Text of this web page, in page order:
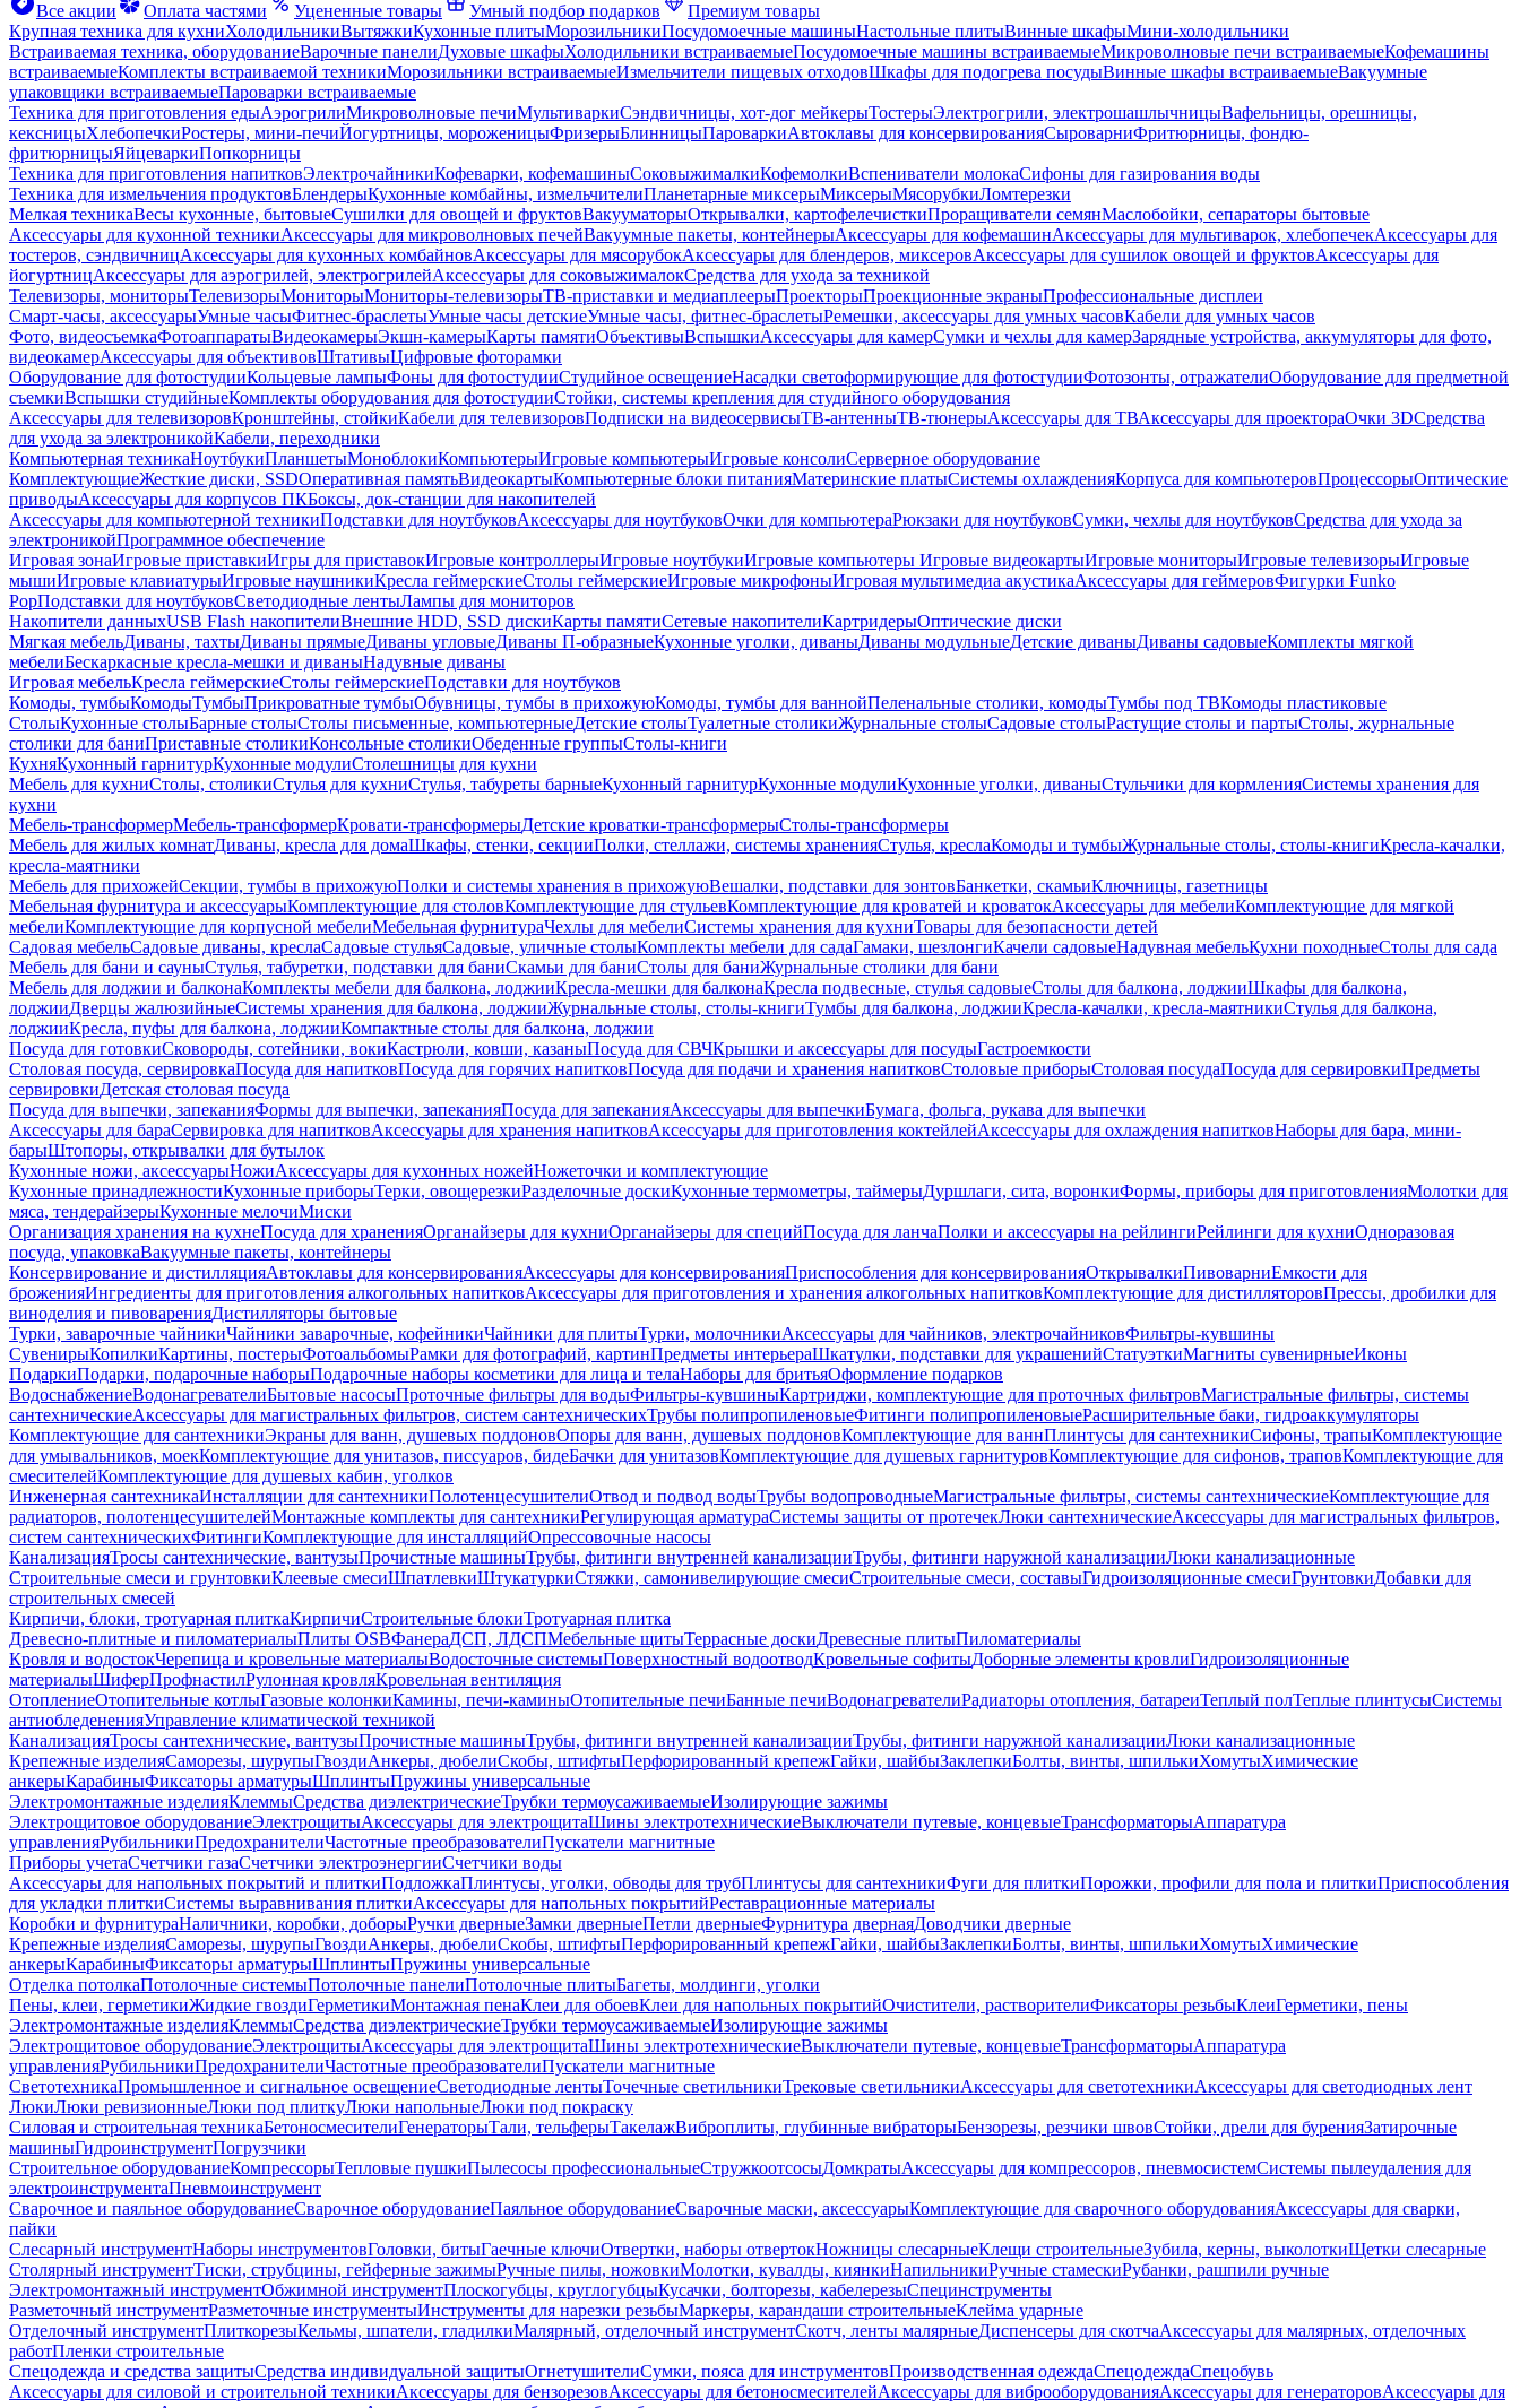
Все акции
Оплата частями Уцененные товары Умный подбор подарков
Премиум товары
Крупная техника для кухниХолодильникиВытяжкиКухонные плитыМорозильникиПосудомоечные машиныНастольные плитыВинные шкафыМини-холодильники
Встраиваемая техника, оборудованиеВарочные панелиДуховые шкафыХолодильники встраиваемыеПосудомоечные машины встраиваемыеМикроволновые печи встраиваемыеКофемашины
встраиваемыеКомплекты встраиваемой техникиМорозильники встраиваемыеИзмельчители пищевых отходовШкафы для подогрева посудыВинные шкафы встраиваемыеВакуумные
упаковщики встраиваемыеПароварки встраиваемые
Техника для приготовления едыАэрогрилиМикроволновые печиМультиваркиСэндвичницы, хот-дог мейкерыТостерыЭлектрогрили, электрошашлычницыВафельницы, орешницы,
кексницыХлебопечкиРостеры, мини-печиЙогуртницы, мороженицыФризерыБлинницыПароваркиАвтоклавы для консервированияСыроварниФритюрницы, фондю-
фритюрницыЯйцеваркиПопкорницы
Техника для приготовления напитковЭлектрочайникиКофеварки, кофемашиныСоковыжималкиКофемолкиВспениватели молокаСифоны для газирования воды
Техника для измельчения продуктовБлендерыКухонные комбайны, измельчителиПланетарные миксерыМиксерыМясорубкиЛомтерезки
Мелкая техникаВесы кухонные, бытовыеСушилки для овощей и фруктовВакууматорыОткрывалки, картофелечисткиПроращиватели семянМаслобойки, сепараторы бытовые
Аксессуары для кухонной техникиАксессуары для микроволновых печейВакуумные пакеты, контейнерыАксессуары для кофемашинАксессуары для мультиварок, хлебопечекАксессуары для
тостеров, сэндвичницАксессуары для кухонных комбайновАксессуары для мясорубокАксессуары для блендеров, миксеровАксессуары для сушилок овощей и фруктовАксессуары для
йогуртницАксессуары для аэрогрилей, электрогрилейАксессуары для соковыжималокСредства для ухода за техникой
Телевизоры, мониторыТелевизорыМониторыМониторы-телевизорыТВ-приставки и медиаплеерыПроекторыПроекционные экраныПрофессиональные дисплеи
Смарт-часы, аксессуарыУмные часыФитнес-браслетыУмные часы детскиеУмные часы, фитнес-браслетыРемешки, аксессуары для умных часовКабели для умных часов
Фото, видеосъемкаФотоаппаратыВидеокамерыЭкшн-камерыКарты памятиОбъективыВспышкиАксессуары для камерСумки и чехлы для камерЗарядные устройства, аккумуляторы для фото,
видеокамерАксессуары для объективовШтативыЦифровые фоторамки
Оборудование для фотостудииКольцевые лампыФоны для фотостудииСтудийное освещениеНасадки светоформирующие для фотостудииФотозонты, отражателиОборудование для предметной
съемкиВспышки студийныеКомплекты оборудования для фотостудииСтойки, системы крепления для студийного оборудования
Аксессуары для телевизоровКронштейны, стойкиКабели для телевизоровПодписки на видеосервисыТВ-антенныТВ-тюнерыАксессуары для ТВАксессуары для проектораОчки 3DСредства
для ухода за электроникойКабели, переходники
Компьютерная техникаНоутбукиПланшетыМоноблокиКомпьютерыИгровые компьютерыИгровые консолиСерверное оборудование
КомплектующиеЖесткие диски, SSDОперативная памятьВидеокартыКомпьютерные блоки питанияМатеринские платыСистемы охлажденияКорпуса для компьютеровПроцессорыОптические
приводыАксессуары для корпусов ПКБоксы, док-станции для накопителей
Аксессуары для компьютерной техникиПодставки для ноутбуковАксессуары для ноутбуковОчки для компьютераРюкзаки для ноутбуковСумки, чехлы для ноутбуковСредства для ухода за
электроникойПрограммное обеспечение
Игровая зонаИгровые приставкиИгры для приставокИгровые контроллерыИгровые ноутбукиИгровые компьютеры Игровые видеокартыИгровые мониторыИгровые телевизорыИгровые
мышиИгровые клавиатурыИгровые наушникиКресла геймерскиеСтолы геймерскиеИгровые микрофоныИгровая мультимедиа акустикаАксессуары для геймеровФигурки Funko
PopПодставки для ноутбуковСветодиодные лентыЛампы для мониторов
Накопители данныхUSB Flash накопителиВнешние HDD, SSD дискиКарты памятиСетевые накопителиКартридерыОптические диски
Мягкая мебельДиваны, тахтыДиваны прямыеДиваны угловыеДиваны П-образныеКухонные уголки, диваныДиваны модульныеДетские диваныДиваны садовыеКомплекты мягкой
мебелиБескаркасные кресла-мешки и диваныНадувные диваны
Игровая мебельКресла геймерскиеСтолы геймерскиеПодставки для ноутбуков
Комоды, тумбыКомодыТумбыПрикроватные тумбыОбувницы, тумбы в прихожуюКомоды, тумбы для ваннойПеленальные столики, комодыТумбы под ТВКомоды пластиковые
СтолыКухонные столыБарные столыСтолы письменные, компьютерныеДетские столыТуалетные столикиЖурнальные столыСадовые столыРастущие столы и партыСтолы, журнальные
столики для баниПриставные столикиКонсольные столикиОбеденные группыСтолы-книги
КухняКухонный гарнитурКухонные модулиСтолешницы для кухни
Мебель для кухниСтолы, столикиСтулья для кухниСтулья, табуреты барныеКухонный гарнитурКухонные модулиКухонные уголки, диваныСтульчики для кормленияСистемы хранения для
кухни
Мебель-трансформерМебель-трансформерКровати-трансформерыДетские кроватки-трансформерыСтолы-трансформеры
Мебель для жилых комнатДиваны, кресла для домаШкафы, стенки, секцииПолки, стеллажи, системы храненияСтулья, креслаКомоды и тумбыЖурнальные столы, столы-книгиКресла-качалки,
кресла-маятники
Мебель для прихожейСекции, тумбы в прихожуюПолки и системы хранения в прихожуюВешалки, подставки для зонтовБанкетки, скамьиКлючницы, газетницы
Мебельная фурнитура и аксессуарыКомплектующие для столовКомплектующие для стульевКомплектующие для кроватей и кроватокАксессуары для мебелиКомплектующие для мягкой
мебелиКомплектующие для корпусной мебелиМебельная фурнитураЧехлы для мебелиСистемы хранения для кухниТовары для безопасности детей
Садовая мебельСадовые диваны, креслаСадовые стульяСадовые, уличные столыКомплекты мебели для садаГамаки, шезлонгиКачели садовыеНадувная мебельКухни походныеСтолы для сада
Мебель для бани и сауныСтулья, табуретки, подставки для баниСкамьи для баниСтолы для баниЖурнальные столики для бани
Мебель для лоджии и балконаКомплекты мебели для балкона, лоджииКресла-мешки для балконаКресла подвесные, стулья садовыеСтолы для балкона, лоджииШкафы для балкона,
лоджииДверцы жалюзийныеСистемы хранения для балкона, лоджииЖурнальные столы, столы-книгиТумбы для балкона, лоджииКресла-качалки, кресла-маятникиСтулья для балкона,
лоджииКресла, пуфы для балкона, лоджииКомпактные столы для балкона, лоджии
Посуда для готовкиСковороды, сотейники, вокиКастрюли, ковши, казаныПосуда для СВЧКрышки и аксессуары для посудыГастроемкости
Столовая посуда, сервировкаПосуда для напитковПосуда для горячих напитковПосуда для подачи и хранения напитковСтоловые приборыСтоловая посудаПосуда для сервировкиПредметы
сервировкиДетская столовая посуда
Посуда для выпечки, запеканияФормы для выпечки, запеканияПосуда для запеканияАксессуары для выпечкиБумага, фольга, рукава для выпечки
Аксессуары для бараСервировка для напитковАксессуары для хранения напитковАксессуары для приготовления коктейлейАксессуары для охлаждения напитковНаборы для бара, мини-
барыШтопоры, открывалки для бутылок
Кухонные ножи, аксессуарыНожиАксессуары для кухонных ножейНожеточки и комплектующие
Кухонные принадлежностиКухонные приборыТерки, овощерезкиРазделочные доскиКухонные термометры, таймерыДуршлаги, сита, воронкиФормы, приборы для приготовленияМолотки для
мяса, тендерайзерыКухонные мелочиМиски
Организация хранения на кухнеПосуда для храненияОрганайзеры для кухниОрганайзеры для специйПосуда для ланчаПолки и аксессуары на рейлингиРейлинги для кухниОдноразовая
посуда, упаковкаВакуумные пакеты, контейнеры
Консервирование и дистилляцияАвтоклавы для консервированияАксессуары для консервированияПриспособления для консервированияОткрывалкиПивоварниЕмкости для
броженияИнгредиенты для приготовления алкогольных напитковАксессуары для приготовления и хранения алкогольных напитковКомплектующие для дистилляторовПрессы, дробилки для
виноделия и пивоваренияДистилляторы бытовые
Турки, заварочные чайникиЧайники заварочные, кофейникиЧайники для плитыТурки, молочникиАксессуары для чайников, электрочайниковФильтры-кувшины
СувенирыКопилкиКартины, постерыФотоальбомыРамки для фотографий, картинПредметы интерьераШкатулки, подставки для украшенийСтатуэткиМагниты сувенирныеИконы
ПодаркиПодарки, подарочные наборыПодарочные наборы косметики для лица и телаНаборы для бритьяОформление подарков
ВодоснабжениеВодонагревателиБытовые насосыПроточные фильтры для водыФильтры-кувшиныКартриджи, комплектующие для проточных фильтровМагистральные фильтры, системы
сантехническиеАксессуары для магистральных фильтров, систем сантехническихТрубы полипропиленовыеФитинги полипропиленовыеРасширительные баки, гидроаккумуляторы
Комплектующие для сантехникиЭкраны для ванн, душевых поддоновОпоры для ванн, душевых поддоновКомплектующие для ваннПлинтусы для сантехникиСифоны, трапыКомплектующие
для умывальников, моекКомплектующие для унитазов, писсуаров, бидеБачки для унитазовКомплектующие для душевых гарнитуровКомплектующие для сифонов, траповКомплектующие для
смесителейКомплектующие для душевых кабин, уголков
Инженерная сантехникаИнсталляции для сантехникиПолотенцесушителиОтвод и подвод водыТрубы водопроводныеМагистральные фильтры, системы сантехническиеКомплектующие для
радиаторов, полотенцесушителейМонтажные комплекты для сантехникиРегулирующая арматураСистемы защиты от протечекЛюки сантехническиеАксессуары для магистральных фильтров,
систем сантехническихФитингиКомплектующие для инсталляцийОпрессовочные насосы
КанализацияТросы сантехнические, вантузыПрочистные машиныТрубы, фитинги внутренней канализацииТрубы, фитинги наружной канализацииЛюки канализационные
Строительные смеси и грунтовкиКлеевые смесиШпатлевкиШтукатуркиСтяжки, самонивелирующие смесиСтроительные смеси, составыГидроизоляционные смесиГрунтовкиДобавки для
строительных смесей
Кирпичи, блоки, тротуарная плиткаКирпичиСтроительные блокиТротуарная плитка
Древесно-плитные и пиломатериалыПлиты OSBФанераДСП, ЛДСПМебельные щитыТеррасные доскиДревесные плитыПиломатериалы
Кровля и водостокЧерепица и кровельные материалыВодосточные системыПоверхностный водоотводКровельные софитыДоборные элементы кровлиГидроизоляционные
материалыШиферПрофнастилРулонная кровляКровельная вентиляция
ОтоплениеОтопительные котлыГазовые колонкиКамины, печи-каминыОтопительные печиБанные печиВодонагревателиРадиаторы отопления, батареиТеплый полТеплые плинтусыСистемы
антиобледененияУправление климатической техникой
КанализацияТросы сантехнические, вантузыПрочистные машиныТрубы, фитинги внутренней канализацииТрубы, фитинги наружной канализацииЛюки канализационные
Крепежные изделияСаморезы, шурупыГвоздиАнкеры, дюбелиСкобы, штифтыПерфорированный крепежГайки, шайбыЗаклепкиБолты, винты, шпилькиХомутыХимические
анкерыКарабиныФиксаторы арматурыШплинтыПружины универсальные
Электромонтажные изделияКлеммыСредства диэлектрическиеТрубки термоусаживаемыеИзолирующие зажимы
Электрощитовое оборудованиеЭлектрощитыАксессуары для электрощитаШины электротехническиеВыключатели путевые, концевыеТрансформаторыАппаратура
управленияРубильникиПредохранителиЧастотные преобразователиПускатели магнитные
Приборы учетаСчетчики газаСчетчики электроэнергииСчетчики воды
Аксессуары для напольных покрытий и плиткиПодложкаПлинтусы, уголки, обводы для трубПлинтусы для сантехникиФуги для плиткиПорожки, профили для пола и плиткиПриспособления
для укладки плиткиСистемы выравнивания плиткиАксессуары для напольных покрытийРеставрационные материалы
Коробки и фурнитураНаличники, коробки, доборыРучки дверныеЗамки дверныеПетли дверныеФурнитура двернаяДоводчики дверные
Крепежные изделияСаморезы, шурупыГвоздиАнкеры, дюбелиСкобы, штифтыПерфорированный крепежГайки, шайбыЗаклепкиБолты, винты, шпилькиХомутыХимические
анкерыКарабиныФиксаторы арматурыШплинтыПружины универсальные
Отделка потолкаПотолочные системыПотолочные панелиПотолочные плитыБагеты, молдинги, уголки
Пены, клеи, герметикиЖидкие гвоздиГерметикиМонтажная пенаКлеи для обоевКлеи для напольных покрытийОчистители, растворителиФиксаторы резьбыКлеиГерметики, пены
Электромонтажные изделияКлеммыСредства диэлектрическиеТрубки термоусаживаемыеИзолирующие зажимы
Электрощитовое оборудованиеЭлектрощитыАксессуары для электрощитаШины электротехническиеВыключатели путевые, концевыеТрансформаторыАппаратура
управленияРубильникиПредохранителиЧастотные преобразователиПускатели магнитные
СветотехникаПромышленное и сигнальное освещениеСветодиодные лентыТочечные светильникиТрековые светильникиАксессуары для светотехникиАксессуары для светодиодных лент
ЛюкиЛюки ревизионныеЛюки под плиткуЛюки напольныеЛюки под покраску
Силовая и строительная техникаБетоносмесителиГенераторыТали, тельферыТакелажВиброплиты, глубинные вибраторыБензорезы, резчики швовСтойки, дрели для буренияЗатирочные
машиныГидроинструментПогрузчики
Строительное оборудованиеКомпрессорыТепловые пушкиПылесосы профессиональныеСтружкоотсосыДомкратыАксессуары для компрессоров, пневмосистемСистемы пылеудаления для
электроинструментаПневмоинструмент
Сварочное и паяльное оборудованиеСварочное оборудованиеПаяльное оборудованиеСварочные маски, аксессуарыКомплектующие для сварочного оборудованияАксессуары для сварки,
пайки
Слесарный инструментНаборы инструментовГоловки, битыГаечные ключиОтвертки, наборы отвертокНожницы слесарныеКлещи строительныеЗубила, керны, выколоткиЩетки слесарные
Столярный инструментТиски, струбцины, гейферные зажимыРучные пилы, ножовкиМолотки, кувалды, киянкиНапильникиРучные стамескиРубанки, рашпили ручные
Электромонтажный инструментОбжимной инструментПлоскогубцы, круглогубцыКусачки, болторезы, кабелерезыСпецинструменты
Разметочный инструментРазметочные инструментыИнструменты для нарезки резьбыМаркеры, карандаши строительныеКлейма ударные
Отделочный инструментПлиткорезыКельмы, шпатели, гладилкиМалярный, отделочный инструментСкотч, ленты малярныеДиспенсеры для скотчаАксессуары для малярных, отделочных
работПленки строительные
Спецодежда и средства защитыСредства индивидуальной защитыОгнетушителиСумки, пояса для инструментовПроизводственная одеждаСпецодеждаСпецобувь
Аксессуары для силовой и строительной техникиАксессуары для бензорезовАксессуары для бетоносмесителейАксессуары для виброоборудованияАксессуары для генераторовАксессуары для